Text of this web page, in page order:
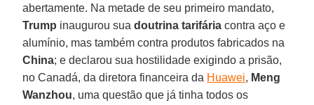
abertamente. Na metade de seu primeiro mandato,
Trump inaugurou sua doutrina tarifária contra aço e
alumínio, mas também contra produtos fabricados na
China; e declarou sua hostilidade exigindo a prisão,
no Canadá, da diretora financeira da Huawei, Meng
Wanzhou, uma questão que já tinha todos os